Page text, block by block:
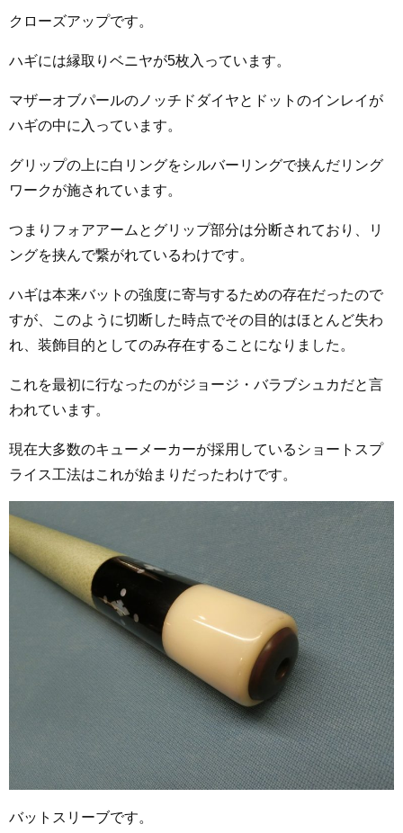
クローズアップです。
ハギには縁取りベニヤが5枚入っています。
マザーオブパールのノッチドダイヤとドットのインレイが
ハギの中に入っています。
グリップの上に白リングをシルバーリングで挟んだリング
ワークが施されています。
つまりフォアアームとグリップ部分は分断されており、リ
ングを挟んで繋がれているわけです。
ハギは本来バットの強度に寄与するための存在だったので
すが、このように切断した時点でその目的はほとんど失わ
れ、装飾目的としてのみ存在することになりました。
これを最初に行なったのがジョージ・バラブシュカだと言
われています。
現在大多数のキューメーカーが採用しているショートスプ
ライス工法はこれが始まりだったわけです。
バットスリーブです。